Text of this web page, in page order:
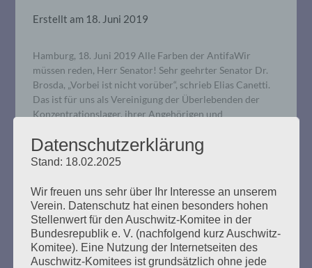
Erstellt am 18. Juni 2019
Hamburg, 18. Juni 2019 Alle Farben der AntifaWir
müssen reden, Herr Senator! Sehr geehrter Senator Dr.
Brosda, „Vorbei ist nicht vorüber“, schrieb Elias Canetti.
Das ist für uns als Vereinigung der Überlebenden der
Konzentrationslager, ihrer Angehörigen und
Wir sind alle Antifa – Antifaschisten und
Antifaschistinnen! Und Menschen…
mehr ...
Datenschutzerklärung
Stand: 18.02.2025
Wir freuen uns sehr über Ihr Interesse an unserem
Verein. Datenschutz hat einen besonders hohen
Stellenwert für den Auschwitz-Komitee in der
Bundesrepublik e. V. (nachfolgend kurz Auschwitz-
Komitee). Eine Nutzung der Internetseiten des
Auschwitz-Komitees ist grundsätzlich ohne jede